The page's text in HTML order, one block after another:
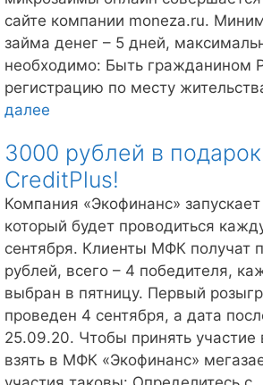
сайте компании moneza.ru.
займа денег – 5 дней,
необходимо: Быть гражданином
регистрацию по месту
далее
от
Moneza!
3000 рублей в
CreditPlus!
Компания «Экофинанс»
который будет проводиться
сентября. Клиенты МФК получат
рублей, всего – 4 победителя,
выбран в пятницу. Первый
проведен 4 сентября, а дата
25.09.20. Чтобы принять
взять в МФК «Экофинанс»